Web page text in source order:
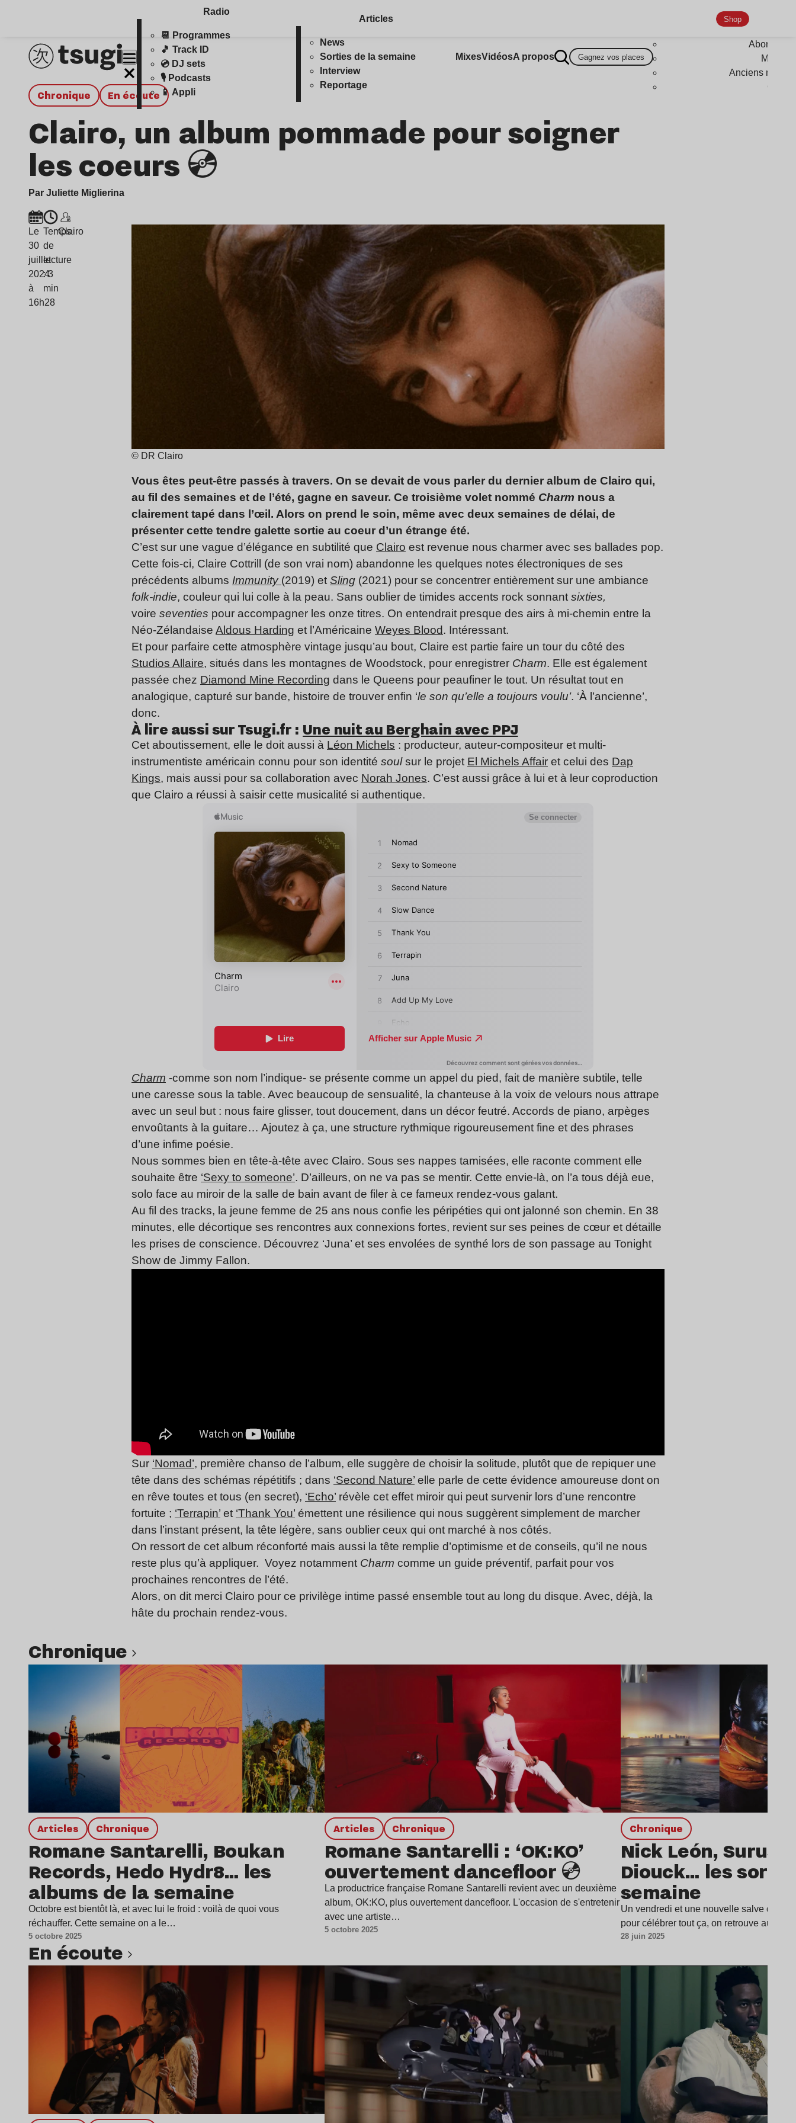
Radio
📆 Programmes
🎵 Track ID
💿 DJ sets
🎙️ Podcasts
📱 Appli
Articles
News
Sorties de la semaine
Interview
Reportage
MixesVidéosA propos Gagnez vos places
Shop
Anciens
chronique en écoute
Clairo, un album pommade pour soigner
les coeurs 💿
Par Juliette Miglierina
Le
30
juillet
2024
à
16h28
Temps
de
lecture
: 3
min
Clairo
© DR Clairo
Vous êtes peut-être passés à travers. On se devait de vous parler du dernier album de Clairo qui,
au fil des semaines et de l’été, gagne en saveur. Ce troisième volet nommé Charm nous a
clairement tapé dans l’œil. Alors on prend le soin, même avec deux semaines de délai, de
présenter cette tendre galette sortie au coeur d’un étrange été.
C’est sur une vague d’élégance en subtilité que Clairo est revenue nous charmer avec ses ballades pop.
Cette fois-ci, Claire Cottrill (de son vrai nom) abandonne les quelques notes électroniques de ses
précédents albums Immunity (2019) et Sling (2021) pour se concentrer entièrement sur une ambiance
folk-indie, couleur qui lui colle à la peau. Sans oublier de timides accents rock sonnant sixties,
voire seventies pour accompagner les onze titres. On entendrait presque des airs à mi-chemin entre la
Néo-Zélandaise Aldous Harding et l’Américaine Weyes Blood. Intéressant.
Et pour parfaire cette atmosphère vintage jusqu’au bout, Claire est partie faire un tour du côté des
Studios Allaire, situés dans les montagnes de Woodstock, pour enregistrer Charm. Elle est également
passée chez Diamond Mine Recording dans le Queens pour peaufiner le tout. Un résultat tout en
analogique, capturé sur bande, histoire de trouver enfin ‘le son qu’elle a toujours voulu’. ‘À l’ancienne’,
donc.
À lire aussi sur Tsugi.fr : Une nuit au Berghain avec PPJ
Cet aboutissement, elle le doit aussi à Léon Michels : producteur, auteur-compositeur et multi-
instrumentiste américain connu pour son identité soulsur le projet El Michels Affair et celui des Dap
Kings, mais aussi pour sa collaboration avec Norah Jones. C’est aussi grâce à lui et à leur coproduction
que Clairo a réussi à saisir cette musicalité si authentique.
Charm -comme son nom l’indique- se présente comme un appel du pied, fait de manière subtile, telle
une caresse sous la table. Avec beaucoup de sensualité, la chanteuse à la voix de velours nous attrape
avec un seul but : nous faire glisser, tout doucement, dans un décor feutré. Accords de piano, arpèges
envoûtants à la guitare… Ajoutez à ça, une structure rythmique rigoureusement fine et des phrases
d’une infime poésie.
Nous sommes bien en tête-à-tête avec Clairo. Sous ses nappes tamisées, elle raconte comment elle
souhaite être ‘Sexy to someone’. D’ailleurs, on ne va pas se mentir. Cette envie-là, on l’a tous déjà eue,
solo face au miroir de la salle de bain avant de filer à ce fameux rendez-vous galant.
Au fil des tracks, la jeune femme de 25 ans nous confie les péripéties qui ont jalonné son chemin. En 38
minutes, elle décortique ses rencontres aux connexions fortes, revient sur ses peines de cœur et détaille
les prises de conscience. Découvrez ‘Juna’ et ses envolées de synthé lors de son passage au Tonight
Show de Jimmy Fallon.
Sur ‘Nomad’, première chanso de l’album, elle suggère de choisir la solitude, plutôt que de repiquer une
tête dans des schémas répétitifs ; dans ‘Second Nature’ elle parle de cette évidence amoureuse dont on
en rêve toutes et tous (en secret), ‘Echo’ révèle cet effet miroir qui peut survenir lors d’une rencontre
fortuite ; ‘Terrapin’ et ‘Thank You’ émettent une résilience qui nous suggèrent simplement de marcher
dans l’instant présent, la tête légère, sans oublier ceux qui ont marché à nos côtés.
On ressort de cet album réconforté mais aussi la tête remplie d’optimisme et de conseils, qu’il ne nous
reste plus qu’à appliquer. Voyez notamment Charm comme un guide préventif, parfait pour vos
prochaines rencontres de l’été.
Alors, on dit merci Clairo pour ce privilège intime passé ensemble tout au long du disque. Avec, déjà, la
hâte du prochain rendez-vous.
chronique
Articles chronique
Romane Santarelli, Boukan
Records, Hedo Hydr8… les
albums de la semaine
Octobre est bientôt là, et avec lui le froid : voilà de quoi vous
réchauffer. Cette semaine on a le…
5 octobre 2025
Articles chronique
Romane Santarelli : ‘OK:KO’
ouvertement dancefloor 💿
La productrice française Romane Santarelli revient avec un deuxième
album, OK:KO, plus ouvertement dancefloor. L'occasion de s'entretenir
avec une artiste…
5 octobre 2025
chronique
Nick León,
Diouck… les
semaine
Un vendredi et une nouvelle salve de
pour célébrer tout ça, on retrouve au
28 juin 2025
Lire l’article
en écoute
Lire l’article